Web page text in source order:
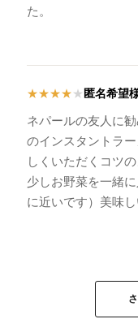
た。
★★★★ ★ 匿名希望
ネパールの友人に
のインスタントラ
しくいただくコツの
少しお野菜を一緒
に近いです）美味し
yujin様